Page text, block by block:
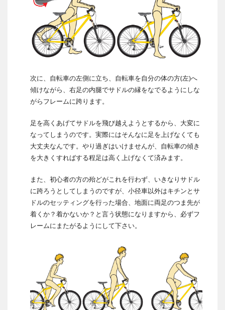
次に、自転車の左側に立ち、自転車を自分の体の方(左)へ
傾けながら、右足の内腿でサドルの縁をなでるようにしな
がらフレームに跨ります。
足を高くあげてサドルを飛び越えようとするから、大変に
なってしまうのです。実際にはそんなに足を上げなくても
大丈夫なんです。やり過ぎはいけませんが、自転車の傾き
を大きくすればする程足は高く上げなくて済みます。
また、初心者の方の殆どがこれを行わず、いきなりサドル
に跨ろうとしてしまうのですが、小径車以外はキチンとサ
ドルのセッティングを行った場合、地面に両足のつま先が
着くか？着かないか？と言う状態になりますから、必ずフ
レームにまたがるようにして下さい。